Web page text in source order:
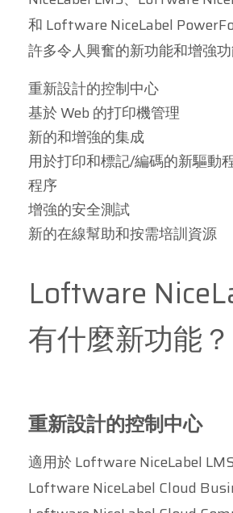
和 Loftware NiceLabel
許多令人興奮的新功能和增強功
重新設計的控制中心
基於 Web 的打印機管理
新的和增強的集成
用於打印和標記/編碼的新驅動
程序
增強的安全測試
新的在線幫助和按需培訓資源
Loftware
有什麼新功能？
重新設計的控制中心
適用於 Loftware NiceLabel
Loftware NiceLabel Cloud